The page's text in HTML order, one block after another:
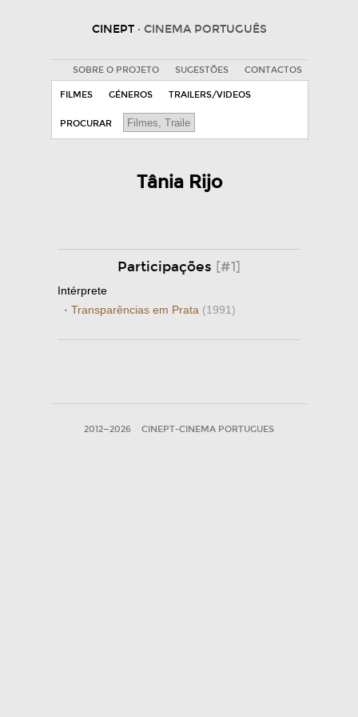
CINEPT · CINEMA PORTUGUÊS
SOBRE O PROJETO SUGESTÕES CONTACTOS
FILMES GÉNEROS TRAILERS/VIDEOS
PROCURAR
Tânia Rijo
Participações [#1]
Intérprete
· Transparências em Prata (1991)
2012—2026 CINEPT-CINEMA PORTUGUES